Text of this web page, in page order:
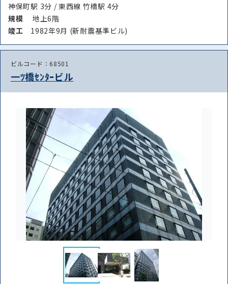
神保町駅 3分 / 東西線 竹橋駅 4分
規模
地上6階
竣⼯ 1982年9月 (新耐震基準ビル)
ビルコード：68501
一ﾂ橋ｾﾝﾀｰビル